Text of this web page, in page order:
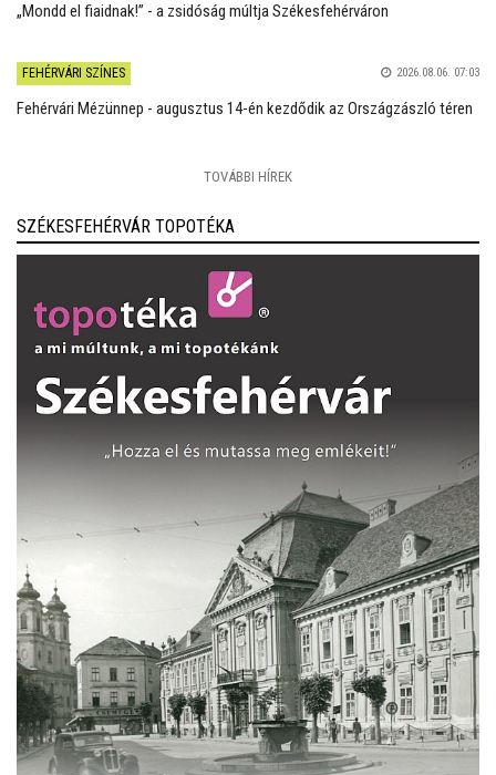
„Mondd el fiaidnak!” - a zsidóság múltja Székesfehérváron
FEHÉRVÁRI SZÍNES 2026.08.06. 07:03
Fehérvári Mézünnep - augusztus 14-én kezdődik az Országzászló téren
TOVÁBBI HÍREK
SZÉKESFEHÉRVÁR TOPOTÉKA